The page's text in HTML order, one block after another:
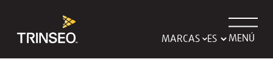
MARCAS MENÚ